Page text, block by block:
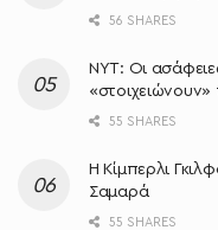
56 SHARES
NYT: Οι
«στοιχειώνουν»
55 SHARES
Η Κίμπερλι
Σαμαρά
55 SHARES